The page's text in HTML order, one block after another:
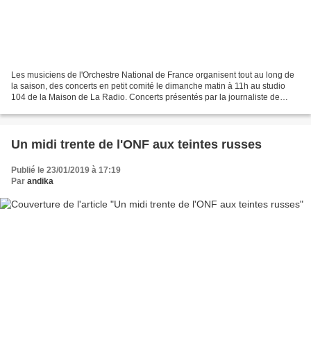
Les musiciens de l'Orchestre National de France organisent tout au long de
la saison, des concerts en petit comité le dimanche matin à 11h au studio
104 de la Maison de La Radio. Concerts présentés par la journaliste de
Un midi trente de l'ONF aux teintes russes
Publié le 23/01/2019 à 17:19
Par andika